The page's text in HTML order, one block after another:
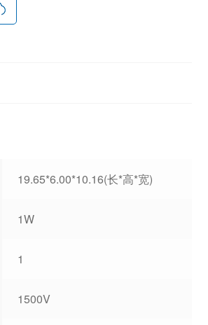
19.65*6.00*10.16(长*高*宽)
1W
1
1500V